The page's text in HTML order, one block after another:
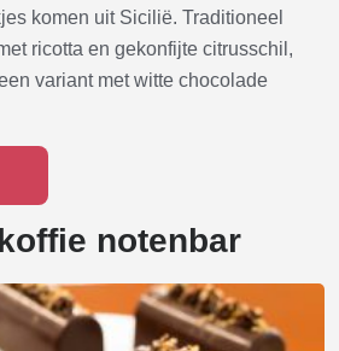
komen uit Sicilië. Traditioneel
ricotta en gekonfijte citrusschil,
variant met witte chocolade
notenbar